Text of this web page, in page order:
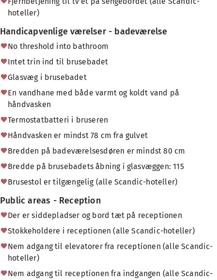
hoteller)
Handicapvenlige værelser - badeværelse
No threshold into bathroom
Intet trin ind til brusebadet
Glasvæg i brusebadet
En vandhane med både varmt og koldt vand på
håndvasken
Termostatbatteri i bruseren
Håndvasken er mindst 78 cm fra gulvet
Bredden på badeværelsesdøren er mindst 80 cm
Bredde på brusebadets åbning i glasvæggen: 115
Brusestol er tilgængelig (alle Scandic-hoteller)
Public areas - Reception
Der er siddepladser og bord tæt på receptionen
Stokkeholdere i receptionen (alle Scandic-hoteller)
Nem adgang til elevatorer fra receptionen (alle Scandic-
hoteller)
Nem adgang til receptionen fra indgangen (alle Scandic-